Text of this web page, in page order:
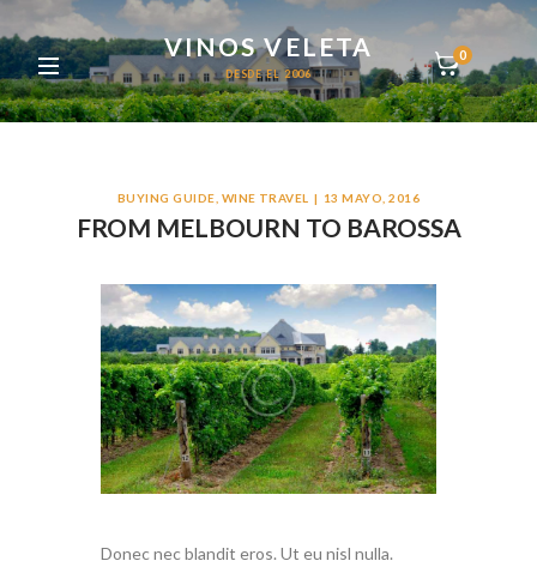
0
VINOS VELETA
DESDE EL 2006
BUYING GUIDE WINE TRAVEL 13 MAYO, 2016
FROM MELBOURN TO BAROSSA
Donec nec blandit eros. Ut eu nisl nulla.